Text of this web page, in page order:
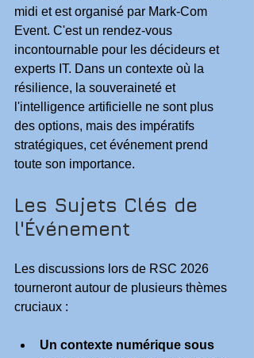
midi et est organisé par Mark-Com
Event. C'est un rendez-vous
incontournable pour les décideurs et
experts IT. Dans un contexte où la
résilience, la souveraineté et
l'intelligence artificielle ne sont plus
des options, mais des impératifs
stratégiques, cet événement prend
toute son importance.
Les Sujets Clés de
l'Événement
Les discussions lors de RSC 2026
tourneront autour de plusieurs thèmes
cruciaux :
Un contexte numérique sous